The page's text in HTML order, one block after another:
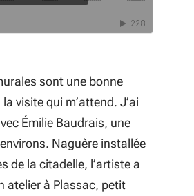
sont une bonne
visite qui m’attend. J’ai
Émilie Baudrais, une
Naguère installée
de la citadelle, l’artiste a
atelier à Plassac, petit